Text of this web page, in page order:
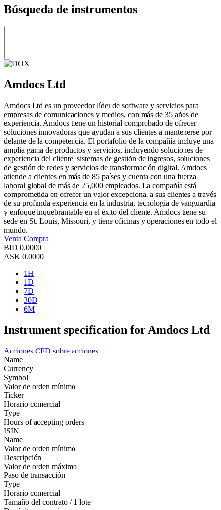
Búsqueda de instrumentos
Amdocs Ltd
Amdocs Ltd es un proveedor líder de software y servicios para
empresas de comunicaciones y medios, con más de 35 años de
experiencia. Amdocs tiene un historial comprobado de ofrecer
soluciones innovadoras que ayudan a sus clientes a mantenerse por
delante de la competencia. El portafolio de la compañía incluye una
amplia gama de productos y servicios, incluyendo soluciones de
experiencia del cliente, sistemas de gestión de ingresos, soluciones
de gestión de redes y servicios de transformación digital. Amdocs
atiende a clientes en más de 85 países y cuenta con una fuerza
laboral global de más de 25,000 empleados. La compañía está
comprometida en ofrecer un valor excepcional a sus clientes a través
de su profunda experiencia en la industria, tecnología de vanguardia
y enfoque inquebrantable en el éxito del cliente. Amdocs tiene su
sede en St. Louis, Missouri, y tiene oficinas y operaciones en todo el
mundo.
Venta Compra
BID 0.0000
ASK 0.0000
1H
1D
7D
30D
6M
Instrument specification for Amdocs Ltd
Acciones CFD sobre acciones
Name
Currency
Symbol
Valor de orden mínimo
Ticker
Horario comercial
Type
Hours of accepting orders
ISIN
Name
Valor de orden mínimo
Descripción
Valor de orden máximo
Paso de transacción
Type
Horario comercial
Tamaño del contrato / 1 lote